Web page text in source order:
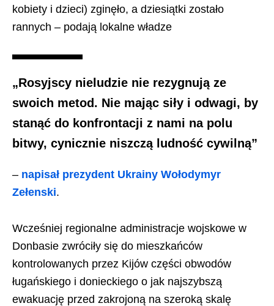
kobiety i dzieci) zginęło, a dziesiątki zostało
rannych – podają lokalne władze
„Rosyjscy nieludzie nie rezygnują ze
swoich metod. Nie mając siły i odwagi, by
stanąć do konfrontacji z nami na polu
bitwy, cynicznie niszczą ludność cywilną”
– napisał prezydent Ukrainy Wołodymyr
Zełenski.
Wcześniej regionalne administracje wojskowe w
Donbasie zwróciły się do mieszkańców
kontrolowanych przez Kijów części obwodów
ługańskiego i donieckiego o jak najszybszą
ewakuację przed zakrojoną na szeroką skalę